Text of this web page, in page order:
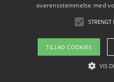
Om / kontakt
overensstemmelse med
TILLAD COOKIES
VIS